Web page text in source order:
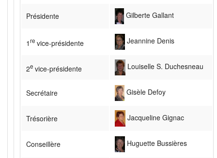
Présidente Gilberte Gallant
1re vice-présidente Jeannine Denis
2e vice-présidente Louiselle S. Duchesneau
Secrétaire Gisèle Defoy
Trésorière Jacqueline Gignac
Conseillère Huguette Bussières